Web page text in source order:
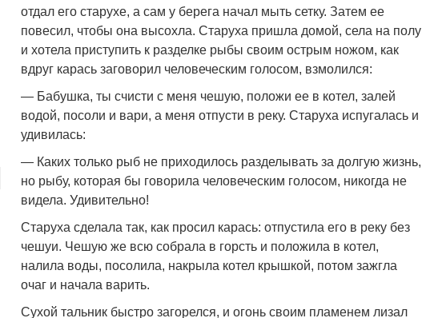
отдал его старухе, а сам у берега начал мыть сетку. Затем ее
повесил, чтобы она высохла. Старуха пришла домой, села на полу
и хотела приступить к разделке рыбы своим острым ножом, как
вдруг карась заговорил человеческим голосом, взмолился:
— Бабушка, ты счисти с меня чешую, положи ее в котел, залей
водой, посоли и вари, а меня отпусти в реку. Старуха испугалась и
удивилась:
— Каких только рыб не приходилось разделывать за долгую жизнь,
но рыбу, которая бы говорила человеческим голосом, никогда не
видела. Удивительно!
Старуха сделала так, как просил карась: отпустила его в реку без
чешуи. Чешую же всю собрала в горсть и положила в котел,
налила воды, посолила, накрыла котел крышкой, потом зажгла
очаг и начала варить.
Сухой тальник быстро загорелся, и огонь своим пламенем лизал